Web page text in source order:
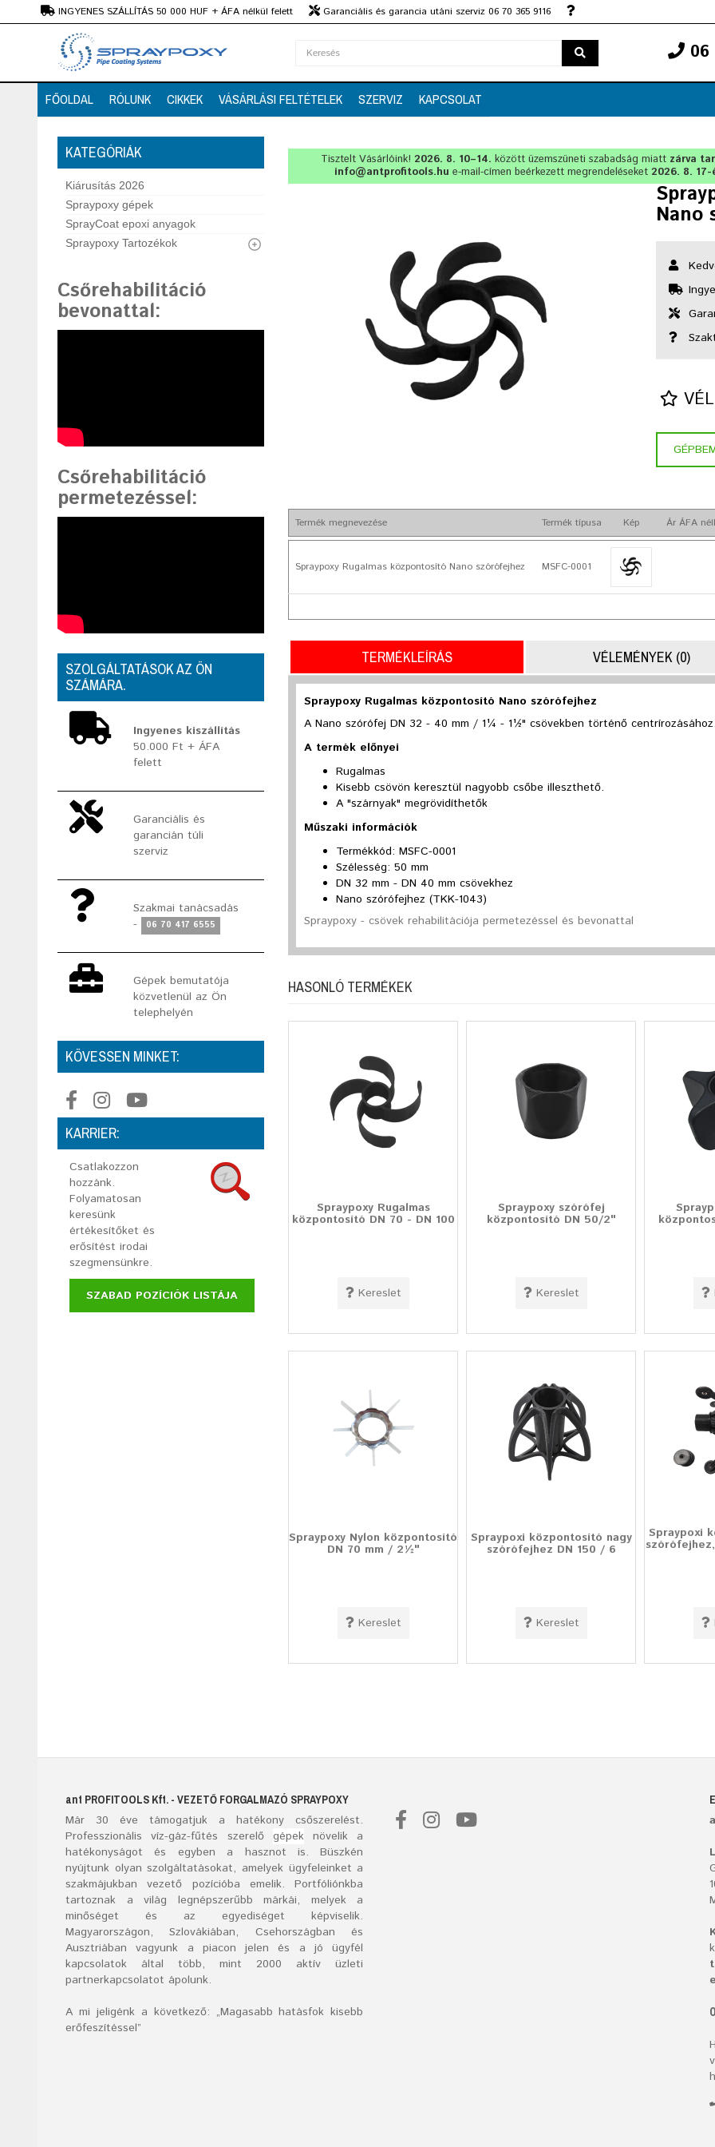
INGYENES SZÁLLÍTÁS 50 000 HUF + ÁFA nélkül felett
Garanciális és garancia utáni szerviz 06 70 365 9116
Szaktanácsadás
06
FŐOLDAL RÓLUNK CIKKEK VÁSÁRLÁSI FELTÉTELEK SZERVIZ KAPCSOLAT
KATEGÓRIÁK
Kiárusítás 2026
Spraypoxy gépek
SprayCoat epoxi anyagok
Spraypoxy Tartozékok
Csőrehabilitáció
bevonattal:
Csőrehabilitáció
permetezéssel:
SZOLGÁLTATÁSOK AZ ÖN
SZÁMÁRA.
Ingyenes kiszállítás
50.000 Ft + ÁFA
felett
Garanciális és
garancián túli
szerviz
Szakmai tanácsadás
-
06 70 417 6555
Gépek bemutatója
közvetlenül az Ön
telephelyén
KÖVESSEN MINKET:
KARRIER:
Csatlakozzon
hozzánk.
Folyamatosan
keresünk
értékesítőket és
erősítést irodai
szegmensünkre.
SZABAD POZÍCIÓK LISTÁJA
Tisztelt Vásárlóink!2026. 8. 10–14. között üzemszüneti szabadság miatt zárva
info@antprofitools.hu e-mail-címen beérkezett megrendeléseket 2026. 8.
Nano
Termék megnevezése Termék típusa Kép Ár ÁFA
Spraypoxy Rugalmas központosító Nano szórófejhez MSFC-0001
TERMÉKLEÍRÁS VÉLEMÉNYEK (0)
Spraypoxy Rugalmas központosító Nano szórófejhez
A Nano szórófej DN 32 - 40 mm / 1¼ - 1½" csövekben történő
A termék előnyei
Rugalmas
Kisebb csövön keresztül nagyobb csőbe illeszthető.
A "szárnyak" megrövidíthetők
Műszaki információk
Termékkód: MSFC-0001
Szélesség: 50 mm
DN 32 mm - DN 40 mm csövekhez
Nano szórófejhez (TKK-1043)
Spraypoxy - csövek rehabilitációja permetezéssel és bevonattal
HASONLÓ TERMÉKEK
Spraypoxy Rugalmas
központosító DN 70 - DN 100
Kereslet
Spraypoxy szórófej
központosító DN 50/2"
Kereslet
Spraypoxy Nylon központosító
DN 70 mm / 2½"
Kereslet
Spraypoxi központosító nagy
szórófejhez DN 150 / 6
Kereslet
Spraypoxi
ant PROFITOOLS Kft. - VEZETŐ FORGALMAZÓ SPRAYPOXY
Már 30éve támogatjuk a hatékony csőszerelést.
Professzionális víz-gáz-fűtés szerelő gépeknövelik a
hatékonyságot és egyben a hasznot is. Büszkén
nyújtunk olyan szolgáltatásokat, amelyek ügyfeleinket a
szakmájukban vezető pozícióba emelik. Portfóliónkba
tartoznak a világ legnépszerűbb márkái, melyek a
minőséget és az egyediséget képviselik.
Magyarországon, Szlovákiában, Csehországban és
Ausztriában vagyunk a piacon jelen és a jó ügyfél
kapcsolatok által több, mint 2000 aktív üzleti
partnerkapcsolatot ápolunk.
A mi jeligénk a következő: „Magasabb hatásfok kisebb
erőfeszítéssel”